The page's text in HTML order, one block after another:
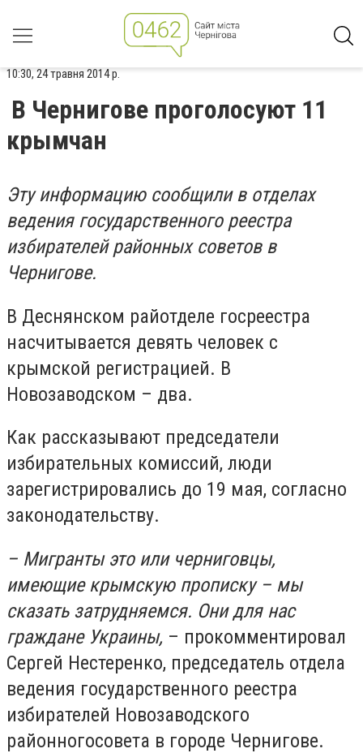
10:30, 24 травня 2014 р.
В Чернигове проголосуют 11
крымчан
Эту информацию сообщили в отделах
ведения государственного реестра
избирателей районных советов в
Чернигове.
В Деснянском райотделе госреестра
насчитывается девять человек с
крымской регистрацией. В
Новозаводском – два.
Как рассказывают председатели
избирательных комиссий, люди
зарегистрировались до 19 мая, согласно
законодательству.
– Мигранты это или черниговцы,
имеющие крымскую прописку – мы
сказать затрудняемся. Они для нас
граждане Украины, – прокомментировал
Сергей Нестеренко, председатель отдела
ведения государственного реестра
избирателей Новозаводского
районногосовета в городе Чернигове.